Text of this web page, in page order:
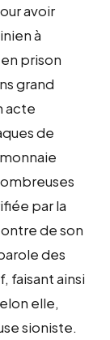
avoir
à
prison
grand
acte
de
par la
de son
des
faisant ainsi
elle,
sioniste.